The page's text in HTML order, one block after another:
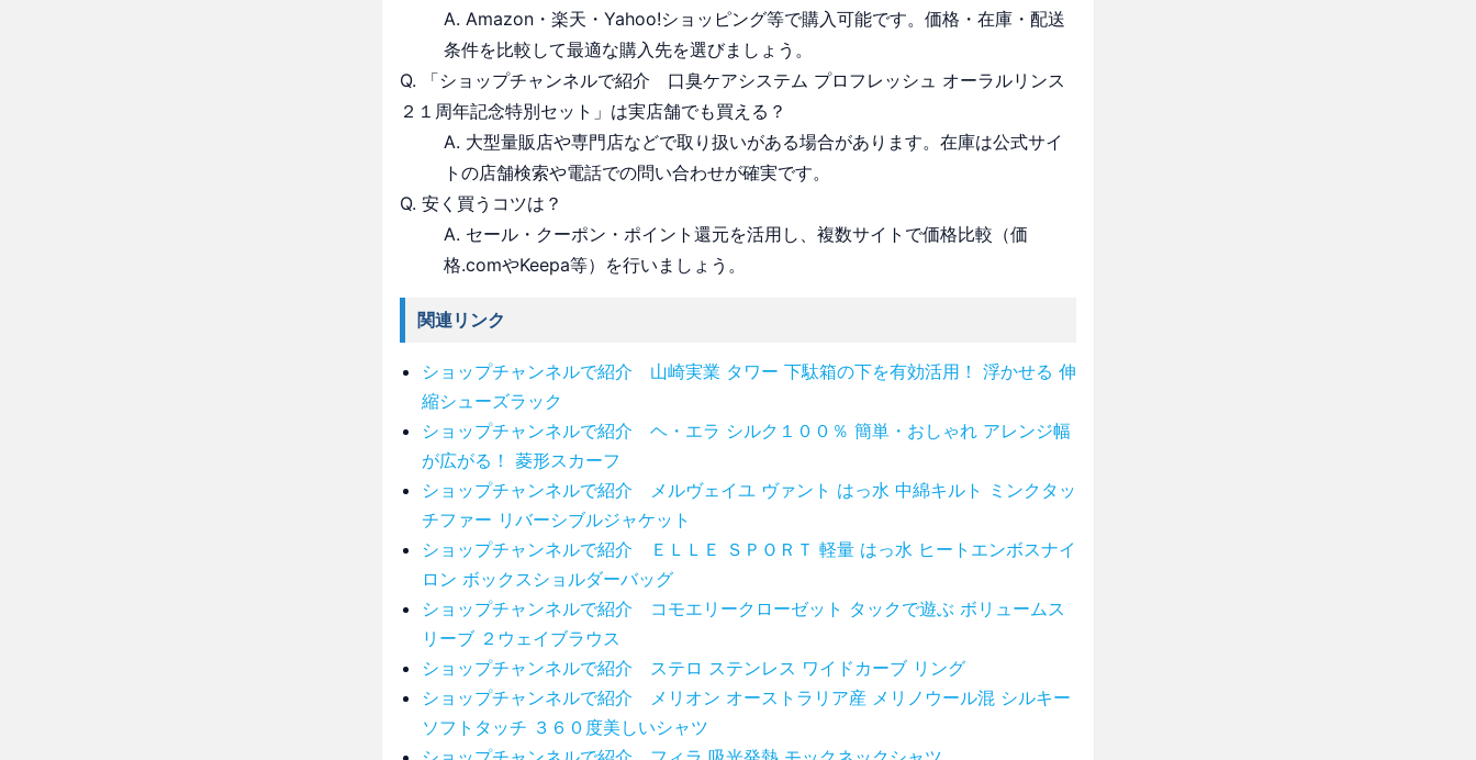
A. Amazon・楽天・Yahoo!ショッピング等で購入可能です。価格・在庫・配送
条件を比較して最適な購入先を選びましょう。
Q. 「ショップチャンネルで紹介 口臭ケアシステム プロフレッシュ オーラルリンス
２１周年記念特別セット」は実店舗でも買える？
A. 大型量販店や専門店などで取り扱いがある場合があります。在庫は公式サイ
トの店舗検索や電話での問い合わせが確実です。
Q. 安く買うコツは？
A. セール・クーポン・ポイント還元を活用し、複数サイトで価格比較（価
格.comやKeepa等）を行いましょう。
関連リンク
ショップチャンネルで紹介 山崎実業 タワー 下駄箱の下を有効活用！ 浮かせる 伸
縮シューズラック
ショップチャンネルで紹介 ヘ・エラ シルク１００％ 簡単・おしゃれ アレンジ幅
が広がる！ 菱形スカーフ
ショップチャンネルで紹介 メルヴェイユ ヴァント はっ水 中綿キルト ミンクタッ
チファー リバーシブルジャケット
ショップチャンネルで紹介 ＥＬＬＥ ＳＰＯＲＴ 軽量 はっ水 ヒートエンボスナイ
ロン ボックスショルダーバッグ
ショップチャンネルで紹介 コモエリークローゼット タックで遊ぶ ボリュームス
リーブ ２ウェイブラウス
ショップチャンネルで紹介 ステロ ステンレス ワイドカーブ リング
ショップチャンネルで紹介 メリオン オーストラリア産 メリノウール混 シルキー
ソフトタッチ ３６０度美しいシャツ